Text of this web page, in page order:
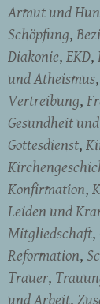
Armut und
Schöpfung
Diakonie EKD
und Atheismus
Vertreibung
Gesundheit
Gottesdienst
Konfirmation
Leiden und
Mitgliedschaft
Reformation
Trauer